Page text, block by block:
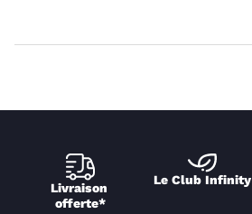
Livraison
offerte*
Le Club Infinity